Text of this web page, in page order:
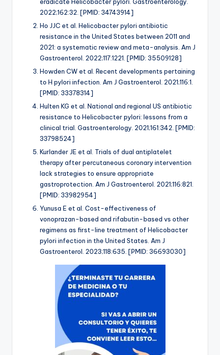
2022;162:32. [PMID: 34743914]
Ho JJC et al. Helicobacter pylori antibiotic
resistance in the United States between 2011 and
2021: a systematic review and meta-analysis. Am J
Gastroenterol. 2022;117:1221. [PMID: 35509128]
Howden CW et al. Recent developments pertaining
to H pylori infection. Am J Gastroenterol. 2021;116:1.
[PMID: 33378314]
Hulten KG et al. National and regional US antibiotic
resistance to Helicobacter pylori: lessons from a
clinical trial. Gastroenterology. 2021;161:342. [PMID:
33798524]
Kurlander JE et al. Trials of dual antiplatelet
therapy after percutaneous coronary intervention
lack strategies to ensure appropriate
gastroprotection. Am J Gastroenterol. 2021;116:821.
[PMID: 33982954]
Yunusa E et al. Cost-effectiveness of
vonoprazan-based and rifabutin-based vs other
regimens as first-line treatment of Helicobacter
pylori infection in the United States. Am J
Gastroenterol. 2023;118:635. [PMID: 36693030]